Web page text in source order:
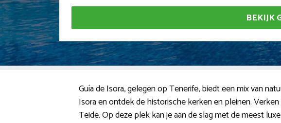
BEKIJK
Guía de Isora, gelegen op Tenerife, biedt een mix van
Isora en ontdek de historische kerken en pleinen.
Teide. Op deze plek kan je aan de slag met de meest